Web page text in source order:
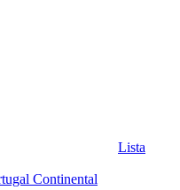
Lista
Continental